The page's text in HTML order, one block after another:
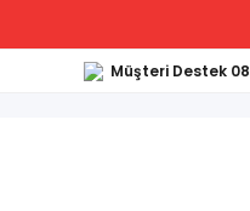
Müşteri Destek